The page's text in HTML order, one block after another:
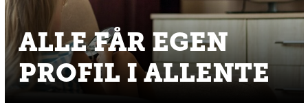
ALLE FÅR EGEN
PROFIL I ALLENTE